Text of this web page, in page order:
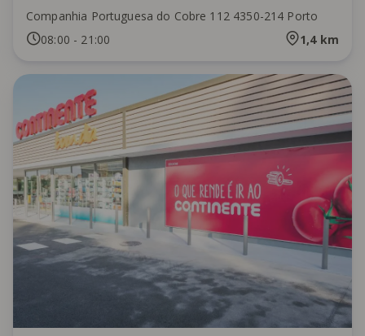
Companhia Portuguesa do Cobre 112 4350-214 Porto
08:00 - 21:00 1,4km